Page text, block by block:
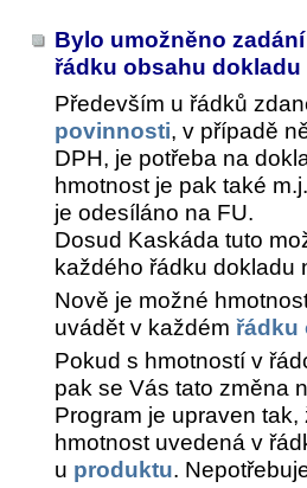
Bylo umožněno
řádku obsahu
Především u řádků
povinnosti, v případě
DPH, je potřeba na
hmotnost je pak také
je odesíláno na FU.
Dosud Kaskáda tuto
každého řádku dokladu
Nově je možné
uvádět v každém řádku
Pokud s hmotností v
pak se Vás tato změna
Program je upraven
hmotnost uvedená v
u produktu.